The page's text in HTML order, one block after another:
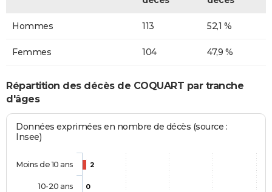
Hommes 113 52,1 %
Femmes 104 47,9 %
Répartition des décès de COQUART par tranche
d'âges
Données exprimées en nombre de décès (source :
Insee)
2
0
Moins de 10 ans
10-20 ans